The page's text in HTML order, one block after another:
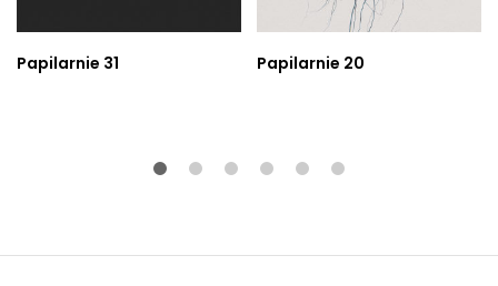
Papilarnie 31 Papilarnie 20